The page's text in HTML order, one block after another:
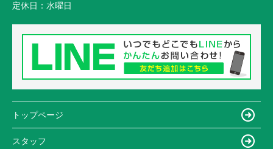
定休日： 水曜日
トップページ
スタッフ